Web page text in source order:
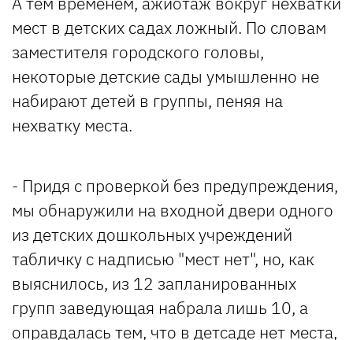
мест в детских садах ложный. По словам
заместителя городского головы,
некоторые детские сады умышленно не
набирают детей в группы, пеняя на
нехватку места.
- Придя с проверкой без предупреждения,
мы обнаружили на входной двери одного
из детских дошкольных учреждений
табличку с надписью "мест нет", но, как
выяснилось, из 12 запланированных
групп заведующая набрала лишь 10, а
оправдалась тем, что в детсаде нет места,